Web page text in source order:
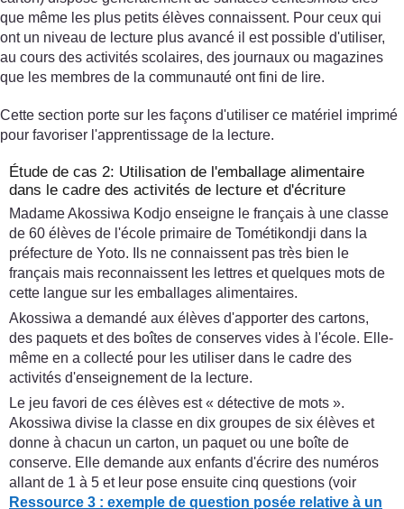
que même les plus petits élèves connaissent. Pour ceux qui
ont un niveau de lecture plus avancé il est possible d'utiliser,
au cours des activités scolaires, des journaux ou magazines
que les membres de la communauté ont fini de lire.
Cette section porte sur les façons d'utiliser ce matériel imprimé
pour favoriser l'apprentissage de la lecture.
Étude de cas 2: Utilisation de l'emballage alimentaire
dans le cadre des activités de lecture et d'écriture
Madame Akossiwa Kodjo enseigne le français à une classe
de 60 élèves de l'école primaire de Tométikondji dans la
préfecture de Yoto. Ils ne connaissent pas très bien le
français mais reconnaissent les lettres et quelques mots de
cette langue sur les emballages alimentaires.
Akossiwa a demandé aux élèves d'apporter des cartons,
des paquets et des boîtes de conserves vides à l'école. Elle-
même en a collecté pour les utiliser dans le cadre des
activités d'enseignement de la lecture.
Le jeu favori de ces élèves est « détective de mots ».
Akossiwa divise la classe en dix groupes de six élèves et
donne à chacun un carton, un paquet ou une boîte de
conserve. Elle demande aux enfants d'écrire des numéros
allant de 1 à 5 et leur pose ensuite cinq questions (voir
Ressource 3 : exemple de question posée relative à un